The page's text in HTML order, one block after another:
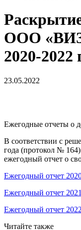
ООО
2020-2022
23.05.2022
Ежегодные отчеты о
В соответствии с
года (протокол №
ежегодный отчет о
Ежегодный отчет
Ежегодный отчет 2021
Ежегодный отчет 2022
Читайте также